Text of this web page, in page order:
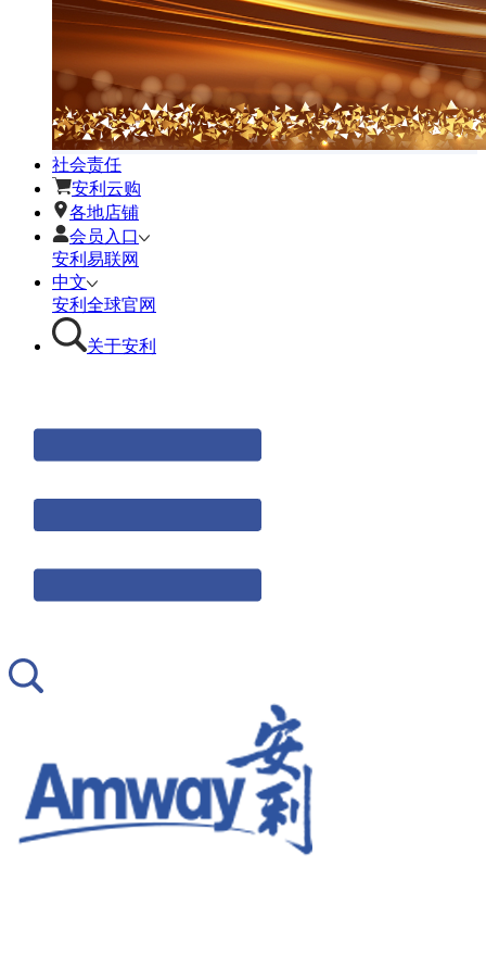
社会责任
安利云购
各地店铺
会员入口
安利易联网
中文
安利全球官网
关于安利